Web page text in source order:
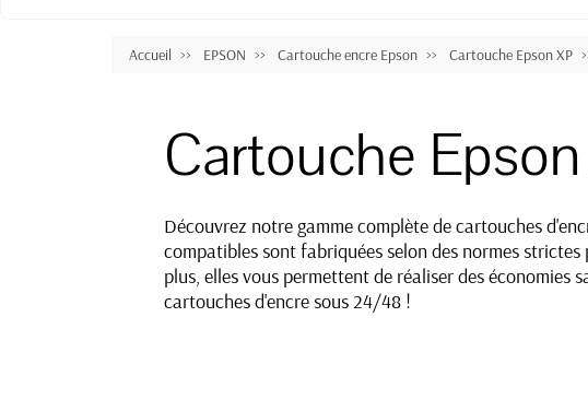
Accueil EPSON Cartouche encre Epson Cartouche Epson XP
Cartouche
Découvrez notre gamme complète de cartouches
compatibles sont fabriquées selon des normes
plus, elles vous permettent de réaliser des
cartouches d'encre sous 24/48 !